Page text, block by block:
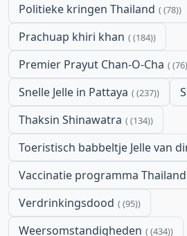
Politieke kringen Thailand (78)
Prachuap khiri khan (184)
Premier Prayut Chan-O-Cha (76)
Snelle Jelle in Pattaya (237)
Thaksin Shinawatra (134)
Toeristisch babbeltje Jelle van
Vaccinatie programma Thailand
Verdrinkingsdood (95)
Weersomstandigheden (434)